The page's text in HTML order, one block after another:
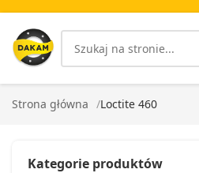
Strona główna Loctite 460
Kategorie produktów